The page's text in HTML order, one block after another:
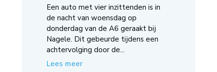
Een auto met vier inzittenden is in
de nacht van woensdag op
donderdag van de A6 geraakt bij
Nagele. Dit gebeurde tijdens een
achtervolging door de...
Lees meer